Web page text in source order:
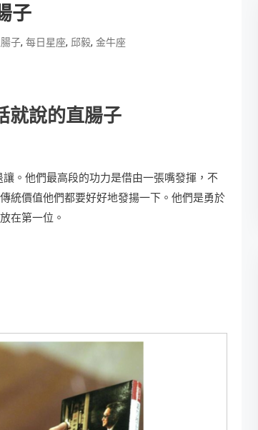
子
子, 每日星座, 邱毅, 金牛座
就說的直腸子
。他們最高段的功力是借由一張嘴發揮，不
統價值他們都要好好地發揚一下。他們是勇於
在第一位。